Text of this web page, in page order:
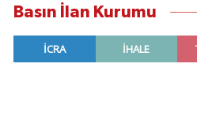
Basın İlan Kurumu